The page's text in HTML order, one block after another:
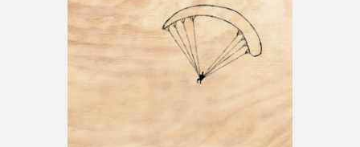
variations.
Les
options
peuvent
être